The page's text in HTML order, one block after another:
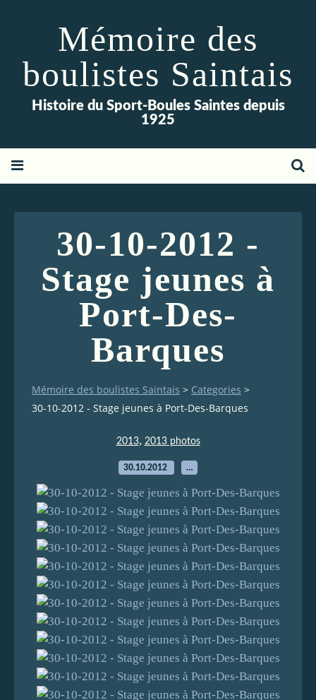
Mémoire des
boulistes Saintais
Histoire du Sport-Boules Saintes depuis
1925
30-10-2012 -
Stage jeunes à
Port-Des-
Barques
Mémoire des boulistes Saintais > Categories >
30-10-2012 - Stage jeunes à Port-Des-Barques
2013, 2013 photos
30.10.2012 …